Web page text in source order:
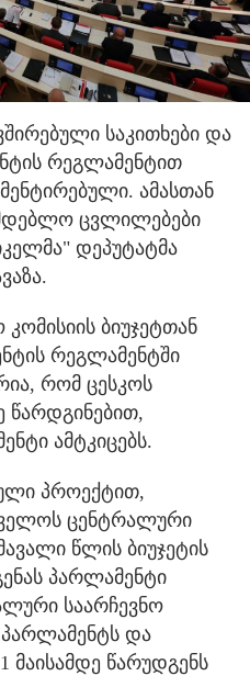
საკითხები და
რეგლამენტით
ამასთან
ცვლილებები
დეპუტატმა
ბიუჯეტთან
რეგლამენტში
რომ ცესკოს
წარდგინებით,
ამტკიცებს.
პროექტით,
ცენტრალური
წლის ბიუჯეტის
პარლამენტი
საარჩევნო
პარლამენტს და
მაისამდე წარუდგენს